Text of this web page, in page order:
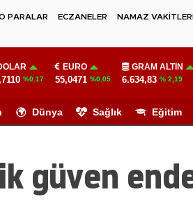
PARALAR ECZANELER
NAMAZ
%0.17
EURO
55,0471 %0.05
GRAM ALTIN
6.634,83 % 2,19
Dünya Sağlık Eğitim
güven